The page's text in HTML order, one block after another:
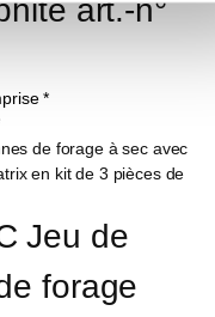
art.-n°
*
Jeu de
forage